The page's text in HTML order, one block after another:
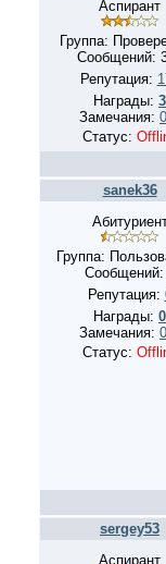
Аспирант
Группа:
Сообщений:
Репутация:
Награды: 3
Замечания:
Статус:
sanek36
Группа:
Сообщений:
Репутация:
Награды: 0
Замечания:
Статус:
sergey53
Аспирант